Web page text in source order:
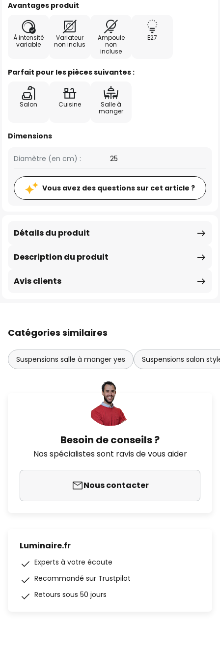
Avantages produit
À intensité
variable
Variateur
non inclus
Ampoule
non
incluse
E27
Parfait pour les pièces suivantes :
Salon Cuisine
Salle à
manger
Dimensions
Diamètre (en cm) : 25
Vous avez des questions sur cet article ?
Description du produit
Détails du produit
Avis clients
Catégories similaires
Suspensions salle à manger yes Suspensions salon
Besoin de conseils ?
Nos spécialistes sont ravis de vous aider
Nous contacter
Luminaire.fr
Experts à votre écoute
Recommandé sur Trustpilot
Retours sous 50 jours